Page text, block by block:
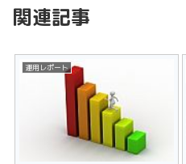
関連記事
運用レポート